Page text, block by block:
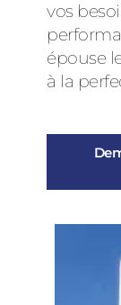
vos
épouse
à la